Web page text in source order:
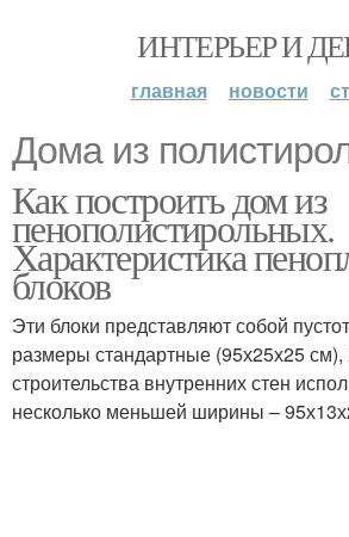
ИНТЕРЬЕР И
главная новости
Дома из
Как построить дом из
пенополистирольных.
Характеристика
блоков
Эти блоки представляют собой
размеры стандартные (95х25х25 см),
строительства внутренних стен
несколько меньшей ширины –